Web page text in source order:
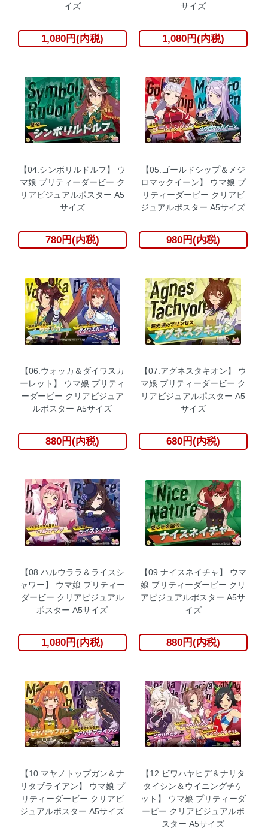
イズ
1,080円(内税)
サイズ
1,080円(内税)
【04.シンボリルドルフ】 ウ
マ娘 プリティーダービー ク
リアビジュアルポスター A5
サイズ
780円(内税)
【05.ゴールドシップ＆メジ
ロマックイーン】 ウマ娘 プ
リティーダービー クリアビ
ジュアルポスター A5サイズ
980円(内税)
【06.ウォッカ＆ダイワスカ
ーレット】 ウマ娘 プリティ
ーダービー クリアビジュア
ルポスター A5サイズ
880円(内税)
【07.アグネスタキオン】 ウ
マ娘 プリティーダービー ク
リアビジュアルポスター A5
サイズ
680円(内税)
【08.ハルウララ＆ライスシ
ャワー】 ウマ娘 プリティー
ダービー クリアビジュアル
ポスター A5サイズ
1,080円(内税)
【09.ナイスネイチャ】 ウマ
娘 プリティーダービー クリ
アビジュアルポスター A5サ
イズ
880円(内税)
【10.マヤノトップガン＆ナ
リタブライアン】 ウマ娘 プ
リティーダービー クリアビ
ジュアルポスター A5サイズ
【12.ビワハヤヒデ＆ナリタ
タイシン＆ウイニングチケ
ット】 ウマ娘 プリティーダ
ービー クリアビジュアルポ
スター A5サイズ